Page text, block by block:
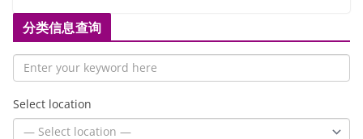
分类信息查询
Select location